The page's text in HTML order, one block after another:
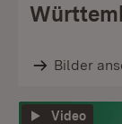
Bilder
Video